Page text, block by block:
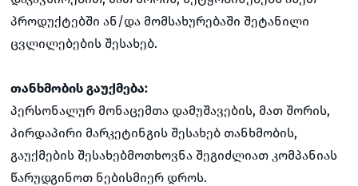
პროდუქტებში ან/და მომსახურებაში შეტანილი
ცვლილებების შესახებ.
თანხმობის გაუქმება:
პერსონალურ მონაცემთა დამუშავების, მათ შორის,
პირდაპირი მარკეტინგის შესახებ თანხმობის,
გაუქმების შესახებმოთხოვნა შეგიძლიათ კომპანიას
წარუდგინოთ ნებისმიერ დროს.